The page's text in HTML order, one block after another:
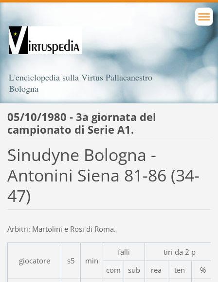
L'enciclopedia sulla Virtus Pallacanestro
Bologna
05/10/1980 - 3a giornata del
campionato di Serie A1.
Sinudyne Bologna -
Antonini Siena 81-86 (34-
47)
Arbitri: Martolini e Rosi di Roma.
giocatore s5 min
falli
tiri da 2 p
com
sub rea ten %